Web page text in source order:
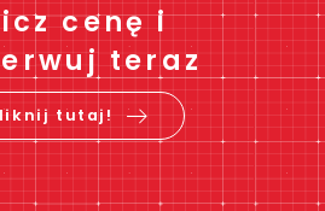
cenę i
teraz
tutaj!